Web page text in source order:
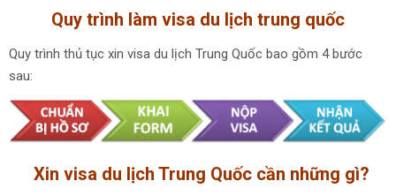
Quy trình làm visa du lịch trung quốc
Quy trình thủ tục xin visa du lịch Trung Quốc bao gồm 4 bước
sau:
Xin visa du lịch Trung Quốc cần những gì?